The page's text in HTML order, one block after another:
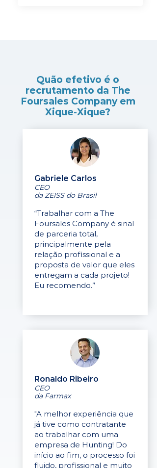
Quão efetivo é o
recrutamento da The
Foursales Company em
Xique-Xique?
Gabriele Carlos
CEO
da ZEISS do Brasil
“Trabalhar com a The
Foursales Company é sinal
de parceria total,
principalmente pela
relação profissional e a
proposta de valor que eles
entregam a cada projeto!
Eu recomendo.”
Ronaldo Ribeiro
CEO
da Farmax
"A melhor experiência que
já tive como contratante
ao trabalhar com uma
empresa de Hunting! Do
início ao fim, o processo foi
fluido, profissional e muito